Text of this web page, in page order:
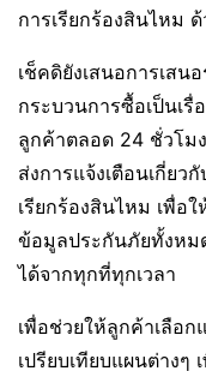
การเรียกร้องสินไหม
เช็คดิยังเสนอการเส
กระบวนการซื้อเป็นเ
ลูกค้าตลอด 24 ชั่วโม
ส่งการแจ้งเตือนเกี่ยว
เรียกร้องสินไหม เพื่อ
ข้อมูลประกันภัยทั้งหม
ได้จากทุกที่ทุกเวลา
เพื่อช่วยให้ลูกค้าเลือ
เปรียบเทียบแผนต่างๆ